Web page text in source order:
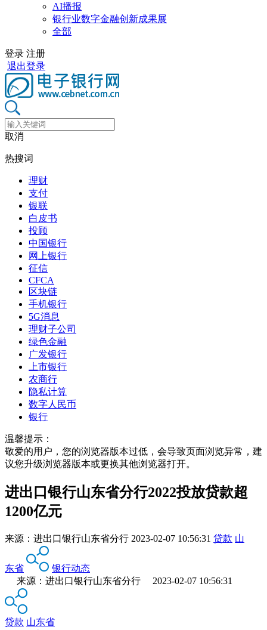
AI播报
银行业数字金融创新成果展
全部
登录 注册
退出登录
取消
热搜词
理财
支付
银联
白皮书
投顾
中国银行
网上银行
征信
CFCA
区块链
手机银行
5G消息
理财子公司
绿色金融
广发银行
上市银行
农商行
隐私计算
数字人民币
银行
温馨提示：
敬爱的用户，您的浏览器版本过低，会导致页面浏览异常，建
议您升级浏览器版本或更换其他浏览器打开。
进出口银行山东省分行2022投放贷款超
1200亿元
来源： 进出口银行山东省分行 2023-02-07 10:56:31 贷款 山
东省
银行动态
来源：进出口银行山东省分行 2023-02-07 10:56:31
贷款 山东省